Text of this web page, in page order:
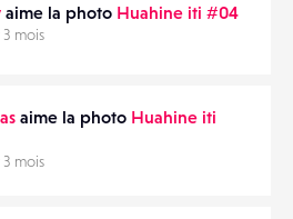
aime la photo Huahine iti #04
3 mois
aime la photo Huahine iti
3 mois